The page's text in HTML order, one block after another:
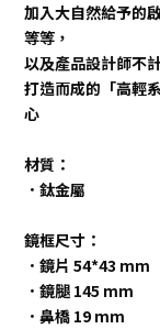
加入大自然給予的
等等，
以及產品設計師不
打造而成的「高輕
心
材質：
． 鈦金屬
鏡框尺寸：
．鏡片 54*43 mm
．鏡腿 145 mm
．鼻橋 19 mm